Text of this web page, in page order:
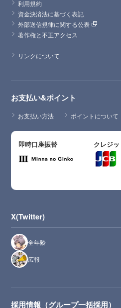
利用規約
資金決済法に基づく表記
外部送信規律に関する公表
著作権と不正アクセス
リンクについて
お支払い&ポイント
お支払い方法 ポイントについて
即時口座振替 クレジ
X(Twitter)
全年齢
広報
採用情報（グループ一括採用）